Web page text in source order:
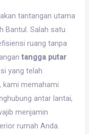
tantangan utama
Bantul. Salah satu
ruang tanpa
tangga putar
yang telah
kami memahami
antar lantai,
menjamin
rumah Anda.